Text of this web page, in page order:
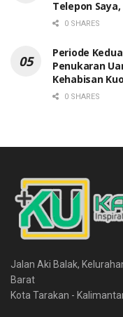
Telepon
0 SHARES
Periode
Penukaran
Kehabisan
0 SHARES
Jalan Aki Balak,
Barat
Kota Tarakan -